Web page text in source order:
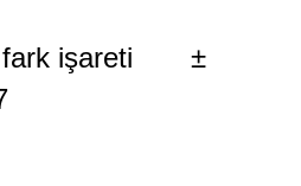
fark işareti ±